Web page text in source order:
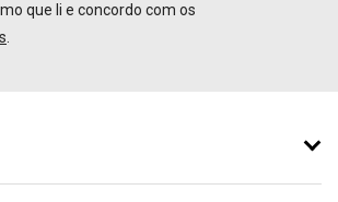
que li e concordo com os